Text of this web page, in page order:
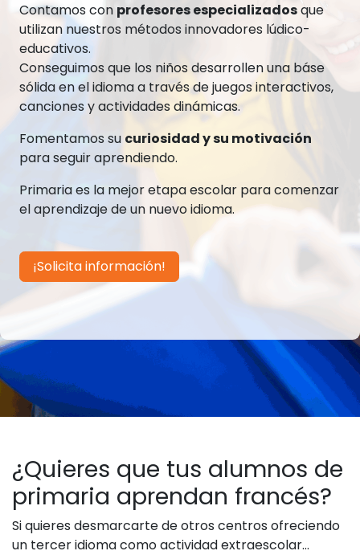
Contamos con profesores especializadosque
utilizan nuestros métodos innovadores lúdico-
educativos.
Conseguimos que los niños desarrollen una báse
sólida en el idioma a través de juegos interactivos,
canciones y actividades dinámicas.
Fomentamos su curiosidad y su motivación
para seguir aprendiendo.
Primaria es la mejor etapa escolar para comenzar
el aprendizaje de un nuevo idioma.
¡Solicita información!
¿Quieres que tus alumnos de
primaria aprendan francés?
Si quieres desmarcarte de otros centros ofreciendo
un tercer idioma como actividad extraescolar...